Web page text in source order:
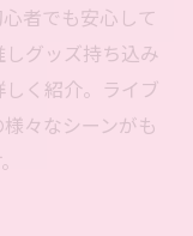
者でも安心して
グッズ持ち込み
く紹介。ライブ
々なシーンがも